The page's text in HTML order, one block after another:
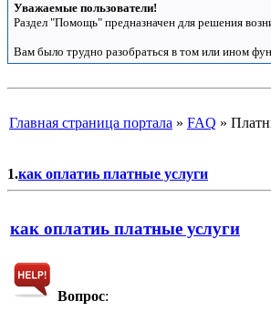
Уважаемые пользователи!
Раздел "Помощь" предназначен для решения
Вам было трудно разобраться в том или ином
Главная страница портала » FAQ »
1.как оплатиь платные услуги
как оплатиь платные услуги
Вопрос: